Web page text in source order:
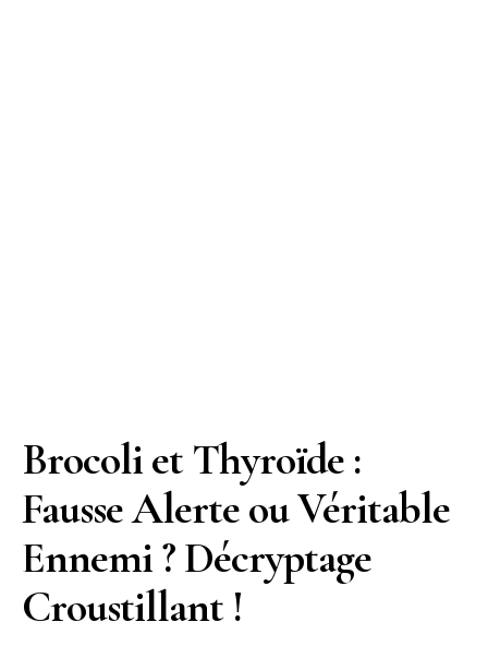
Brocoli et Thyroïde :
Fausse Alerte ou Véritable
Ennemi ? Décryptage
Croustillant !